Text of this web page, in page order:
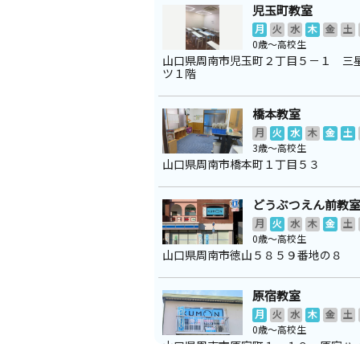
児玉町教室
月 火 水 木 金
土
0歳～高校生
山口県周南市児玉町２丁目５－１ 三
ツ１階
橋本教室
月 火 水 木 金 土
3歳～高校生
山口県周南市橋本町１丁目５３
どうぶつえん前教室
月 火 水 木 金
土
0歳～高校生
山口県周南市徳山５８５９番地の８
原宿教室
月 火 水 木 金
土
0歳～高校生
山口県周南市原宿町１－１８ 原宿ハ